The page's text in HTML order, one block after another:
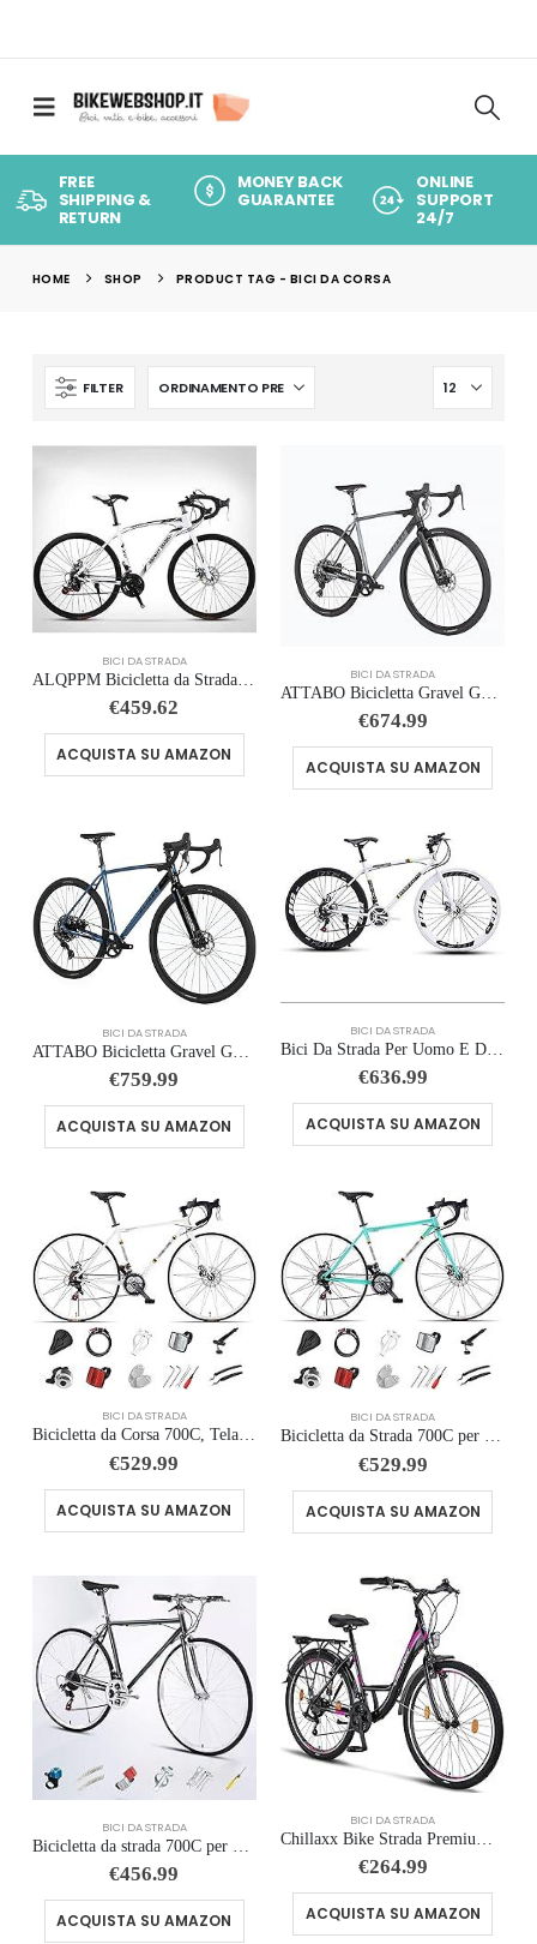
FREE
SHIPPING &
RETURN
MONEY BACK
GUARANTEE
ONLINE
SUPPORT
24/7
HOME SHOP PRODUCT TAG - BICI DA CORSA
FILTER
BICI DA STRADA
ALQPPM Bicicletta da Strada da 26 Pollici, Bici da 24 Velocità, Freno a Doppio Disco, Telaio in Acciaio ad Alto Tenore Di …
€459.62
ACQUISTA SU AMAZON
BICI DA STRADA
ATTABO Bicicletta Gravel GRADO 2.0 con Telaio in Alluminio 52|54|56 cm Bicicleta da Corsa con Manubrio ergonomico Bici str…
€674.99
ACQUISTA SU AMAZON
BICI DA STRADA
ATTABO Bicicletta Gravel GRADO 2.0 con Telaio in Alluminio 52|54|56 cm Bicicleta da Corsa con Manubrio ergonomico Bici str…
€759.99
ACQUISTA SU AMAZON
BICI DA STRADA
Bici Da Strada Per Uomo E Donna, Biciclette Ciclismo Da Corsa Con Telaio In Acciaio Al Carbonio Da 26 Pollici A 24 Velocit…
€636.99
ACQUISTA SU AMAZON
BICI DA STRADA
Bicicletta da Corsa 700C, Telaio in Acciaio con Cambio a 24/27/30 Marce, Bicicletta da Strada per Uomo Donna, Bici da Stra…
€529.99
ACQUISTA SU AMAZON
BICI DA STRADA
Bicicletta da Strada 700C per Uomo Donna, Bicicletta da Corsa con Freno a Disco 24/27/30 velocità, Telaio in Acciaio ad Al…
€529.99
ACQUISTA SU AMAZON
BICI DA STRADA
€456.99
ACQUISTA SU AMAZON
BICI DA STRADA
€264.99
ACQUISTA SU AMAZON